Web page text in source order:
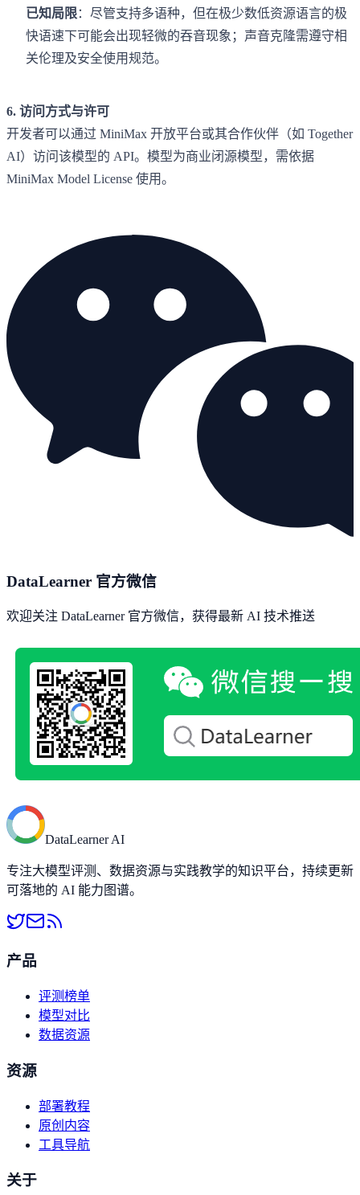
已知局限：尽管支持多语种，但在极少数低资源语言的极
快语速下可能会出现轻微的吞音现象；声音克隆需遵守相
关伦理及安全使用规范。
6. 访问方式与许可
开发者可以通过 MiniMax 开放平台或其合作伙伴（如 Together
AI）访问该模型的 API。模型为商业闭源模型，需依据
MiniMax Model License 使用。
DataLearner 官方微信
欢迎关注 DataLearner 官方微信，获得最新 AI 技术推送
DataLearner AI
专注大模型评测、数据资源与实践教学的知识平台，持续更新
可落地的 AI 能力图谱。
产品
评测榜单
模型对比
数据资源
资源
部署教程
原创内容
工具导航
关于